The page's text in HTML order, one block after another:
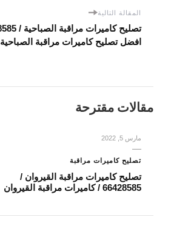
المقالة التالية
افضل تصليح كاميرات مراقبة الصباحية
مقالات مقترحة
مارس 5, 2022
تصليح كاميرات مراقبة
تصليح كاميرات مراقبة القيروان /
66428585 / كاميرات مراقبة القيروان